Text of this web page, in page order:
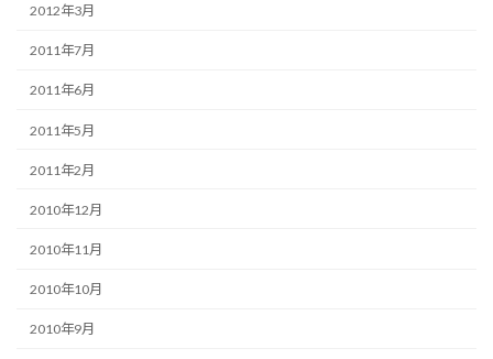
2012年3月
2011年7月
2011年6月
2011年5月
2011年2月
2010年12月
2010年11月
2010年10月
2010年9月